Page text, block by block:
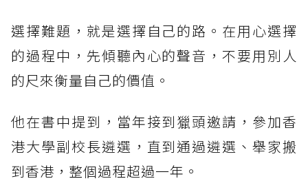
選擇難題，就是選擇自己的路。在用心選擇
的過程中，先傾聽內心的聲音，不要用別人
的尺來衡量自己的價值。
他在書中提到，當年接到獵頭邀請，參加香
港大學副校長遴選，直到通過遴選、舉家搬
到香港，整個過程超過一年。